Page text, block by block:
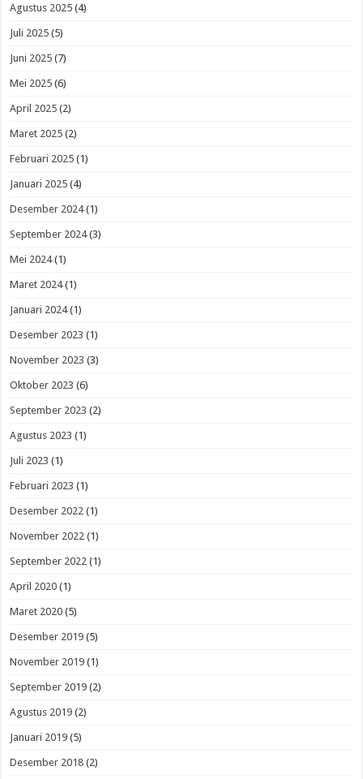
Agustus 2025 (4)
Juli 2025 (5)
Juni 2025 (7)
Mei 2025 (6)
April 2025 (2)
Maret 2025 (2)
Februari 2025 (1)
Januari 2025 (4)
Desember 2024(1)
September 2024(3)
Mei 2024(1)
Maret 2024(1)
Januari 2024(1)
Desember 2023 (1)
November 2023 (3)
Oktober 2023 (6)
September 2023 (2)
Agustus 2023 (1)
Juli 2023 (1)
Februari 2023 (1)
Desember 2022 (1)
November 2022 (1)
September 2022 (1)
April 2020 (1)
Maret 2020 (5)
Desember 2019 (5)
November 2019 (1)
September 2019 (2)
Agustus 2019 (2)
Januari 2019 (5)
Desember 2018 (2)